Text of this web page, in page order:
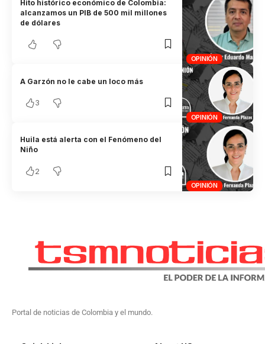
OPINIÓN
Hito histórico económico de Colombia:
alcanzamos un PIB de 500 mil millones
de dólares
OPINIÓN
A Garzón no le cabe un loco más
3
OPINIÓN
Huila está alerta con el Fenómeno del
Niño
2
Portal de noticias de Colombia y el mundo.